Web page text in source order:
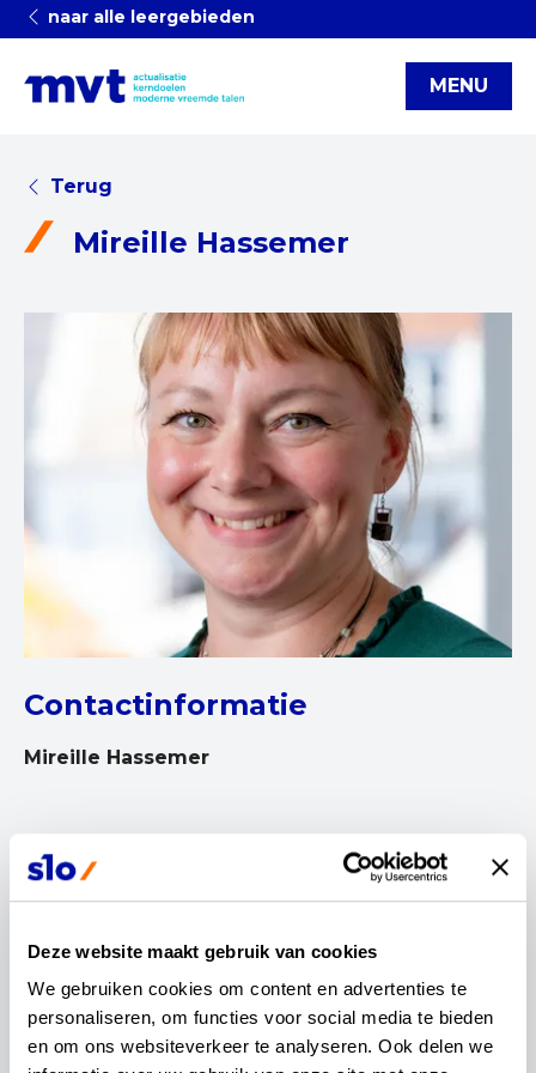
Deze website maakt gebruik van cookies
We gebruiken cookies om content en advertenties te
personaliseren, om functies voor social media te bieden
en om ons websiteverkeer te analyseren. Ook delen we
naar alle leergebieden
MENU
Terug
Mireille Hassemer
Contactinformatie
Mireille Hassemer
Ik ben Mireille Hassemer en met toewijding vervul
ik de rol van vakdidactica Duits aan de
Interfacultaire Lerarenopleiding (ILO) van de
Universiteit van Amsterdam (UvA). Mijn
onderwijsloopbaan heeft me vanuit diverse